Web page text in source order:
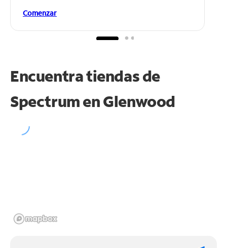
Comenzar
Encuentra tiendas de
Spectrum enGlenwood